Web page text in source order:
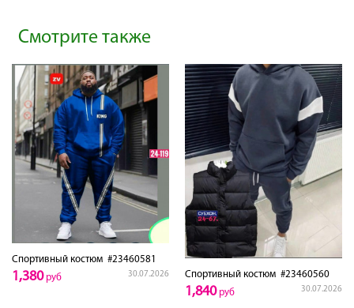
Смотрите также
Спортивный костюм #23460581
30.07.2026
1,380руб Спортивный костюм #23460560
30.07.2026
1,840руб